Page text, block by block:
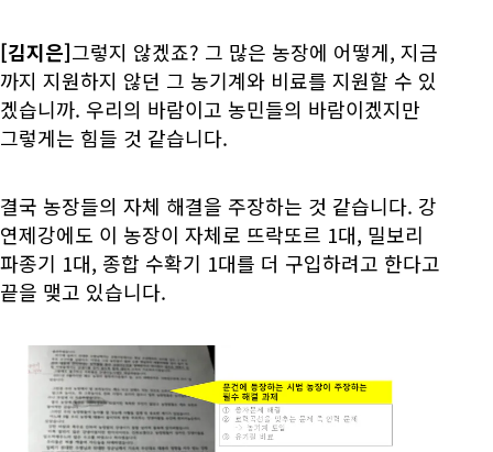
[김지은]그렇지 않겠죠? 그 많은 농장에 어떻게, 지금
까지 지원하지 않던 그 농기계와 비료를 지원할 수 있
겠습니까. 우리의 바람이고 농민들의 바람이겠지만
그렇게는 힘들 것 같습니다.
결국 농장들의 자체 해결을 주장하는 것 같습니다. 강
연제강에도 이 농장이 자체로 뜨락또르 1대, 밀보리
파종기 1대, 종합 수확기 1대를 더 구입하려고 한다고
끝을 맺고 있습니다.